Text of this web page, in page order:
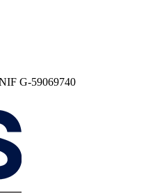
G-59069740